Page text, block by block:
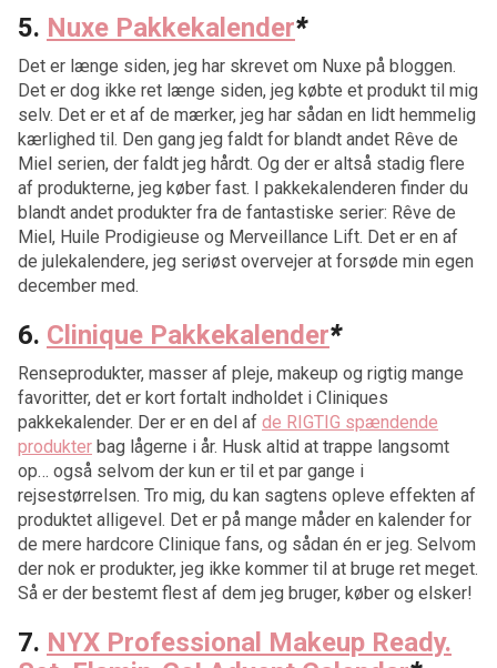
5. Nuxe Pakkekalender*
Det er længe siden, jeg har skrevet om Nuxe på bloggen.
Det er dog ikke ret længe siden, jeg købte et produkt til mig
selv. Det er et af de mærker, jeg har sådan en lidt hemmelig
kærlighed til. Den gang jeg faldt for blandt andet Rêve de
Miel serien, der faldt jeg hårdt. Og der er altså stadig flere
af produkterne, jeg køber fast. I pakkekalenderen finder du
blandt andet produkter fra de fantastiske serier: Rêve de
Miel, Huile Prodigieuse og Merveillance Lift. Det er en af
de julekalendere, jeg seriøst overvejer at forsøde min egen
december med.
6. Clinique Pakkekalender*
Renseprodukter, masser af pleje, makeup og rigtig mange
favoritter, det er kort fortalt indholdet i Cliniques
pakkekalender. Der er en del af de RIGTIG spændende
produkter bag lågerne i år. Husk altid at trappe langsomt
op… også selvom der kun er til et par gange i
rejsestørrelsen. Tro mig, du kan sagtens opleve effekten af
produktet alligevel. Det er på mange måder en kalender for
de mere hardcore Clinique fans, og sådan én er jeg. Selvom
der nok er produkter, jeg ikke kommer til at bruge ret meget.
Så er der bestemt flest af dem jeg bruger, køber og elsker!
7. NYX Professional Makeup Ready.